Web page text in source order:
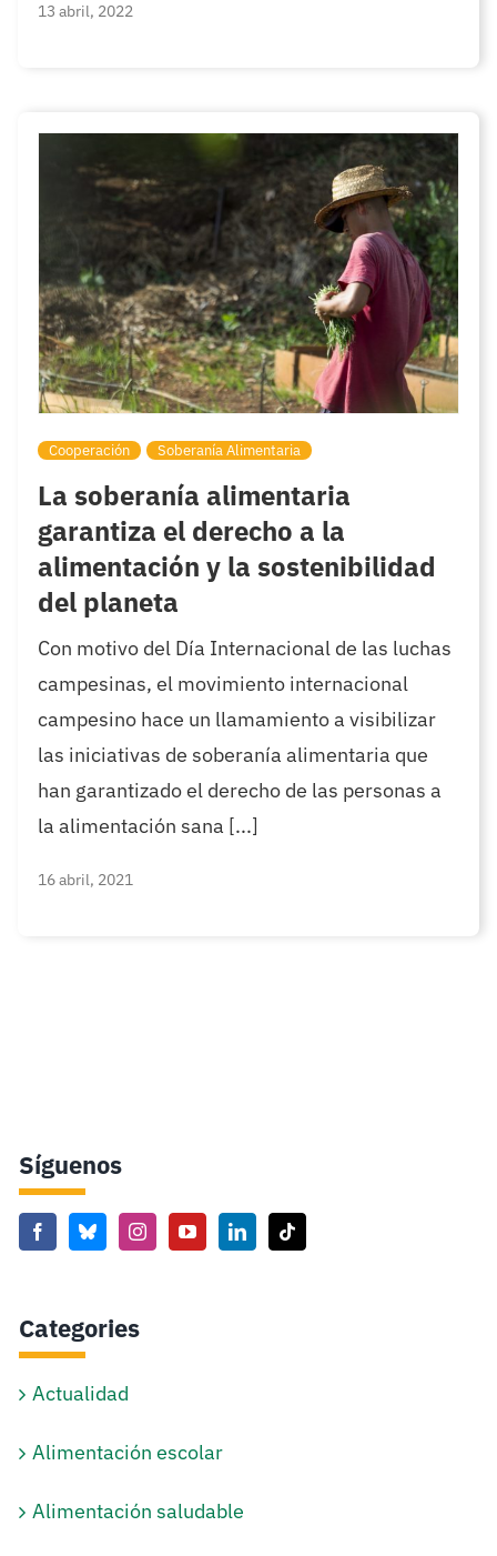
13 abril, 2022
Cooperación Soberanía Alimentaria
La soberanía alimentaria
garantiza el derecho a la
alimentación y la sostenibilidad
del planeta
Con motivo del Día Internacional de las luchas
campesinas, el movimiento internacional
campesino hace un llamamiento a visibilizar
las iniciativas de soberanía alimentaria que
han garantizado el derecho de las personas a
la alimentación sana [...]
16 abril, 2021
Síguenos
Categories
Actualidad
Alimentación escolar
Alimentación saludable